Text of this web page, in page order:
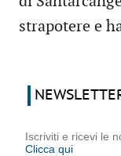
strapotere e
Iscriviti e ricevi le
Clicca qui